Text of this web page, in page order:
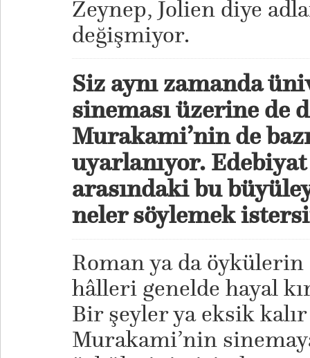
Zeynep, Jolien diye
değişmiyor.
Siz aynı zamanda
sineması üzerine de
Murakami’nin de
uyarlanıyor.
arasındaki bu
neler söylemek
Roman ya da
hâlleri genelde hayal
Bir şeyler ya eksik
Murakami’nin